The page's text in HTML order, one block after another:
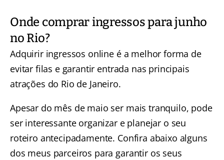
Onde comprar ingressos para junho
no Rio?
Adquirir ingressos online é a melhor forma de
evitar filas e garantir entrada nas principais
atrações do Rio de Janeiro.
Apesar do mês de maio ser mais tranquilo, pode
ser interessante organizar e planejar o seu
roteiro antecipadamente. Confira abaixo alguns
dos meus parceiros para garantir os seus